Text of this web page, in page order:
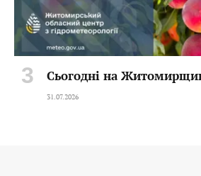
Сьогодні на
31.07.2026